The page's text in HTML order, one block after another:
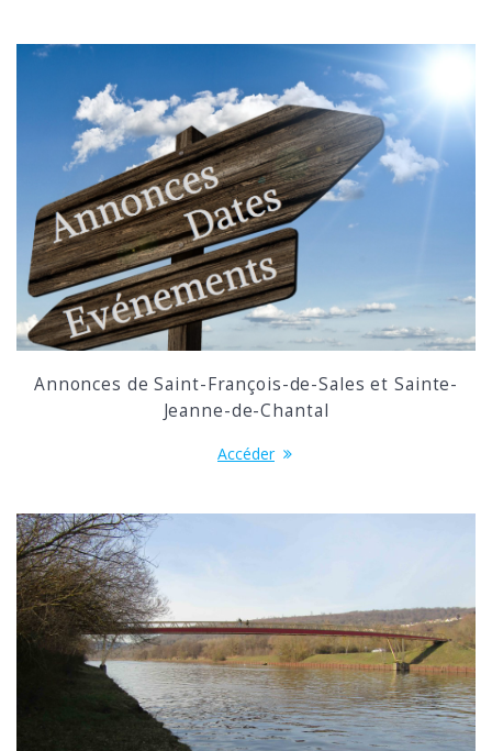
Annonces de Saint-François-de-Sales et Sainte-
Jeanne-de-Chantal
Accéder